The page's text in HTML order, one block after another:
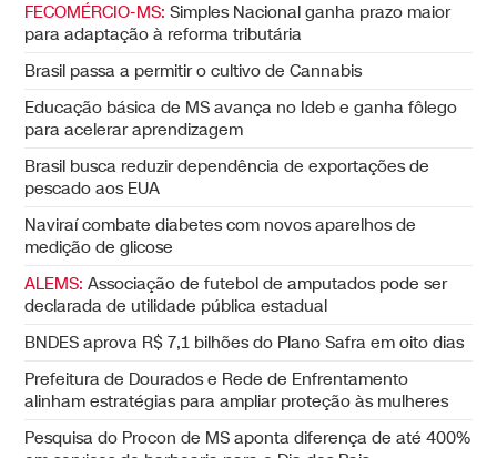
FECOMÉRCIO-MS: Simples Nacional ganha prazo maior
para adaptação à reforma tributária
Brasil passa a permitir o cultivo de Cannabis
Educação básica de MS avança no Ideb e ganha fôlego
para acelerar aprendizagem
Brasil busca reduzir dependência de exportações de
pescado aos EUA
Naviraí combate diabetes com novos aparelhos de
medição de glicose
ALEMS: Associação de futebol de amputados pode ser
declarada de utilidade pública estadual
BNDES aprova R$ 7,1 bilhões do Plano Safra em oito dias
Prefeitura de Dourados e Rede de Enfrentamento
alinham estratégias para ampliar proteção às mulheres
Pesquisa do Procon de MS aponta diferença de até 400%